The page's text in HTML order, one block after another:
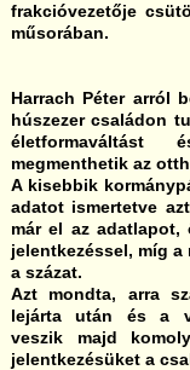
frakcióvezetője
műsorában.
Harrach Péter arról
húszezer családon
életformaváltást
megmenthetik az
A kisebbik
adatot ismertetve
már el az
jelentkezéssel, míg a
a százat.
Azt mondta, arra
lejárta után és a
veszik majd
jelentkezésüket a